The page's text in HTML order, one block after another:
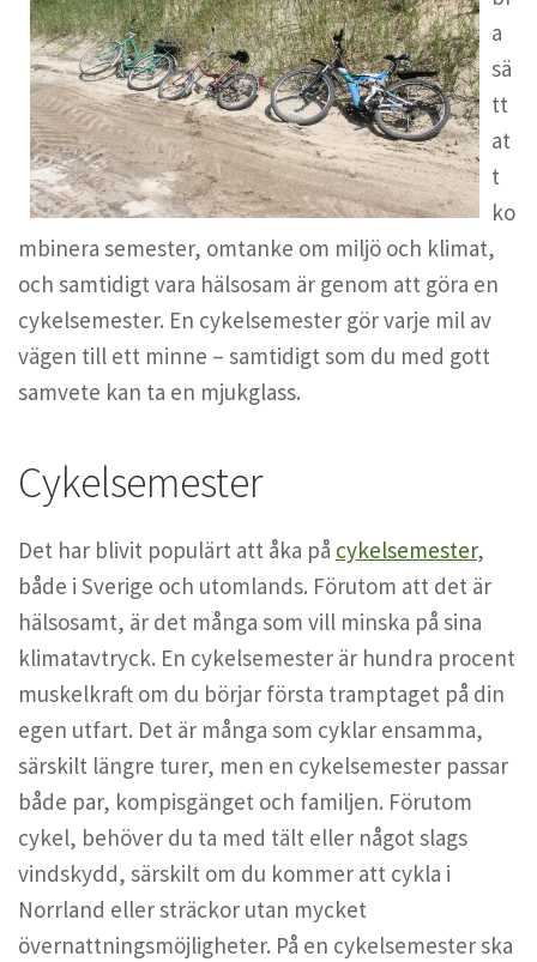
a
sä
tt
at
t
ko
mbinera semester, omtanke om miljö och klimat,
och samtidigt vara hälsosam är genom att göra en
cykelsemester. En cykelsemester gör varje mil av
vägen till ett minne – samtidigt som du med gott
samvete kan ta en mjukglass.
Cykelsemester
Det har blivit populärt att åka på cykelsemester,
både i Sverige och utomlands. Förutom att det är
hälsosamt, är det många som vill minska på sina
klimatavtryck. En cykelsemester är hundra procent
muskelkraft om du börjar första tramptaget på din
egen utfart. Det är många som cyklar ensamma,
särskilt längre turer, men en cykelsemester passar
både par, kompisgänget och familjen. Förutom
cykel, behöver du ta med tält eller något slags
vindskydd, särskilt om du kommer att cykla i
Norrland eller sträckor utan mycket
övernattningsmöjligheter. På en cykelsemester ska